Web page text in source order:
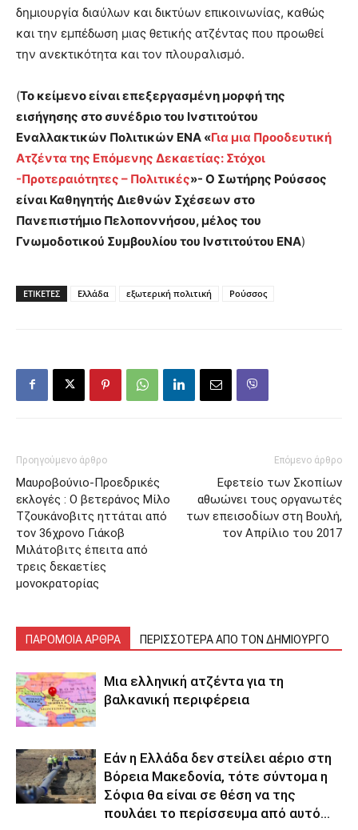
δημιουργία διαύλων και δικτύων επικοινωνίας, καθώς
και την εμπέδωση μιας θετικής ατζέντας που προωθεί
την ανεκτικότητα και τον πλουραλισμό.
(Το κείμενο είναι επεξεργασμένη μορφή της
εισήγησης στο συνέδριο του Ινστιτούτου
Εναλλακτικών Πολιτικών ΕΝΑ «Για μια Προοδευτική
Ατζέντα της Επόμενης Δεκαετίας: Στόχοι
-Προτεραιότητες – Πολιτικές»- Ο Σωτήρης Ρούσσος
είναι Καθηγητής Διεθνών Σχέσεων στο
Πανεπιστήμιο Πελοποννήσου, μέλος του
Γνωμοδοτικού Συμβουλίου του Ινστιτούτου ΕΝΑ)
ΕΤΙΚΕΤΕΣ Ελλάδα εξωτερική πολιτική Ρούσσος
Προηγούμενο άρθρο
Μαυροβούνιο-Προεδρικές
εκλογές : Ο βετεράνος Μίλο
Τζουκάνοβιτς ηττάται από
τον 36χρονο Γιάκοβ
Μιλάτοβιτς έπειτα από
τρεις δεκαετίες
μονοκρατορίας
Επόμενο άρθρο
Εφετείο των Σκοπίων
αθωώνει τους οργανωτές
των επεισοδίων στη Βουλή,
τον Απρίλιο του 2017
ΠΑΡΟΜΟΙΑ ΑΡΘΡΑ ΠΕΡΙΣΣΟΤΕΡΑ ΑΠΟ ΤΟΝ ΔΗΜΙΟΥΡΓΟ
Μια ελληνική ατζέντα για τη
βαλκανική περιφέρεια
Εάν η Ελλάδα δεν στείλει αέριο στη
Βόρεια Μακεδονία, τότε σύντομα η
Σόφια θα είναι σε θέση να της
πουλάει το περίσσευμα από αυτό...